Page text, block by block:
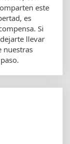
este
es
Si
llevar
nuestras